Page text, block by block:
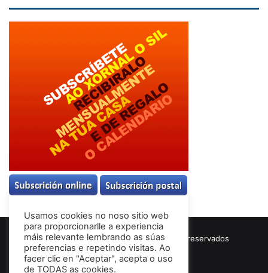
© Copyright 2026, Todos los derechos reservados
Términos & Condiciones
Usamos cookies no noso sitio web
para proporcionarlle a experiencia
máis relevante lembrando as súas
preferencias e repetindo visitas. Ao
facer clic en "Aceptar", acepta o uso
de TODAS as cookies.